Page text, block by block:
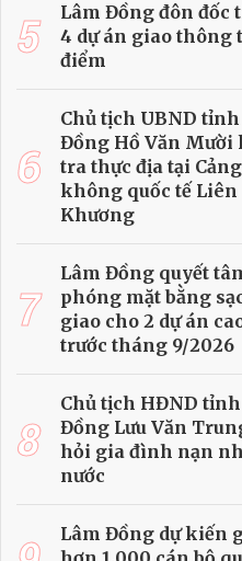
5
Lâm Đồng đôn đốc
4 dự án giao thông
điểm
6
Chủ tịch UBND
Đồng Hồ Văn Mười
tra thực địa tại
không quốc tế Liên
Khương
7
Lâm Đồng quyết
phóng mặt bằng
giao cho 2 dự án
trước tháng 9/2026
8
Chủ tịch HĐND
Đồng Lưu Văn
hỏi gia đình nạn
nước
Lâm Đồng dự kiến